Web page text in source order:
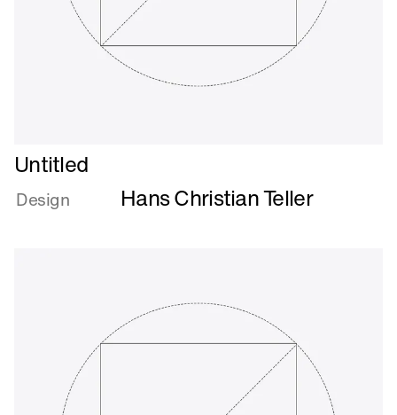
Læs
mere
om
Untitled
Design Hans Christian Teller